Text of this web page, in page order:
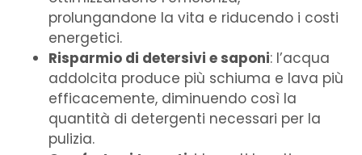
prolungandone la vita e riducendo i costi
energetici.
Risparmio di detersivi e saponi: l’acqua
addolcita produce più schiuma e lava più
efficacemente, diminuendo così la
quantità di detergenti necessari per la
pulizia.